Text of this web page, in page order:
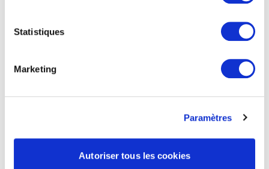
Statistiques
Marketing
Paramètres
Autoriser tous les cookies